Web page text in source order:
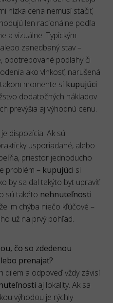
nízka cena nemusí stačiť,
len racionálne podľa
a vizuálne. Typickým
zanedbaný stav –
opotrebované podlahy či
ako vlhkosť, narušená
momente si kupujúci
dodatočných nákladov
prevýšia aj výhodnú cenu.
dispozícia. Ak sú
usporiadané, alebo
priestor jednoducho
problém – kupujúci si
by sa dal takýto byt upraviť
sú takéto nehnuteľnosti
im chýba niečo kľúčové –
už na prvý pohľad.
čo so zdedenou
prenajať?
dilem a odpoveď vždy závisí
aj lokality. Ak sa
výhodou je rýchly